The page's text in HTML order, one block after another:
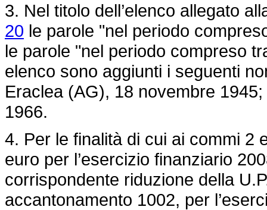
3. Nel titolo dell’elenco allegato
20 le parole "nel periodo
le parole "nel periodo compreso
elenco sono aggiunti i seguenti
Eraclea (AG), 18 novembre
1966.
4. Per le finalità di cui ai commi 2
euro per l’esercizio finanziario
corrispondente riduzione della
accantonamento 1002, per